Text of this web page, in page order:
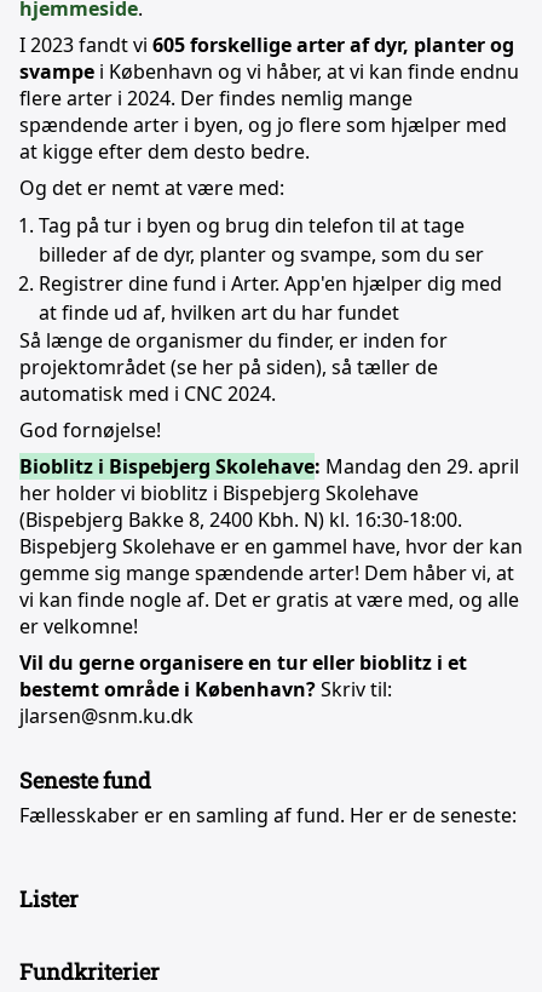
hjemmeside.
I 2023 fandt vi 605 forskellige arter af dyr, planter og
svampe i København og vi håber, at vi kan finde endnu
flere arter i 2024. Der findes nemlig mange
spændende arter i byen, og jo flere som hjælper med
at kigge efter dem desto bedre.
Og det er nemt at være med:
Tag på tur i byen og brug din telefon til at tage
billeder af de dyr, planter og svampe, som du ser
Registrer dine fund i Arter. App'en hjælper dig med
at finde ud af, hvilken art du har fundet
Så længe de organismer du finder, er inden for
projektområdet (se her på siden), så tæller de
automatisk med i CNC 2024.
God fornøjelse!
Bioblitz i Bispebjerg Skolehave: Mandag den 29. april
her holder vi bioblitz i Bispebjerg Skolehave
(Bispebjerg Bakke 8, 2400 Kbh. N) kl. 16:30-18:00.
Bispebjerg Skolehave er en gammel have, hvor der kan
gemme sig mange spændende arter! Dem håber vi, at
vi kan finde nogle af. Det er gratis at være med, og alle
er velkomne!
Vil du gerne organisere en tur eller bioblitz i et
bestemt område i København?Skriv til:
jlarsen@snm.ku.dk
Seneste fund
Fællesskaber er en samling af fund. Her er de seneste:
Lister
Fundkriterier